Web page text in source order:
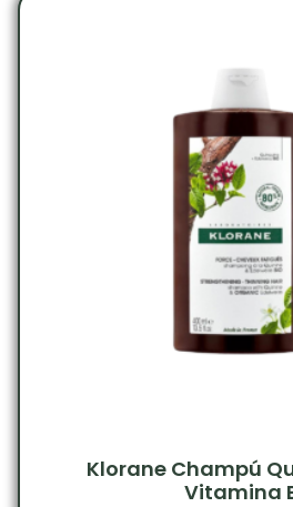
Klorane Champú
Vitamina